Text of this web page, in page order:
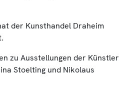
der Kunsthandel Draheim
zu Ausstellungen der Künstler
Stoelting und Nikolaus